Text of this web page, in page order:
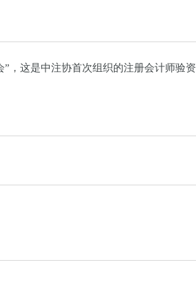
，这是中注协首次组织的注册会计师验资